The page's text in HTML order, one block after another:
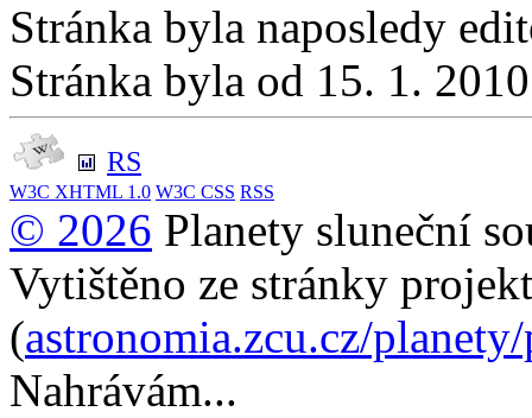
Stránka byla naposledy
Stránka byla od 15. 1.
RS
W3C XHTML 1.0 W3C CSS RSS
© 2026 Planety sluneční
Vytištěno ze stránky
(astronomia.zcu.cz/
Nahrávám...